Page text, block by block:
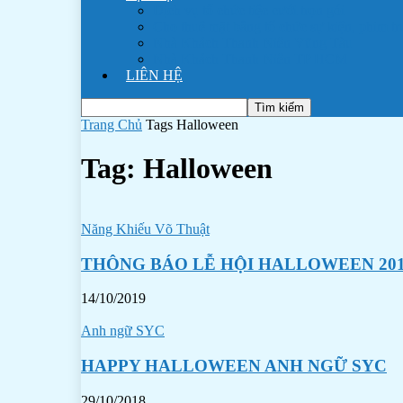
LIÊN HỆ
Trang Chủ Tags Halloween
Tag: Halloween
Năng Khiếu Võ Thuật
THÔNG BÁO LỄ HỘI HALLOWEEN
14/10/2019
Anh ngữ SYC
HAPPY HALLOWEEN ANH NGỮ SYC